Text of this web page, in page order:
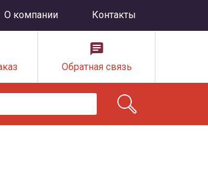
О компании Контакты
Обратная связь